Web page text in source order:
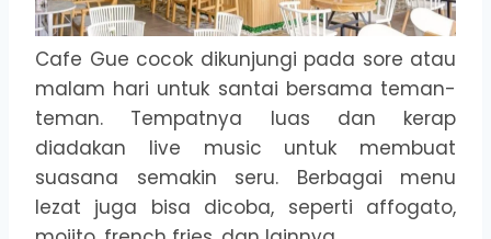
Cafe Gue cocok dikunjungi pada sore atau
malam hari untuk santai bersama teman-
teman. Tempatnya luas dan kerap
diadakan live music untuk membuat
suasana semakin seru. Berbagai menu
lezat juga bisa dicoba, seperti affogato,